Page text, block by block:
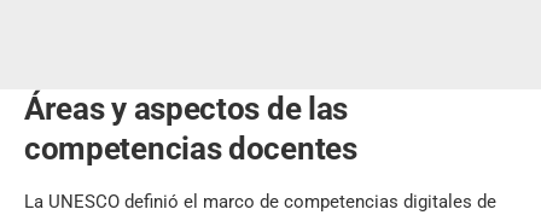
Áreas y aspectos de las
competencias docentes
La UNESCO definió el marco de competencias digitales de